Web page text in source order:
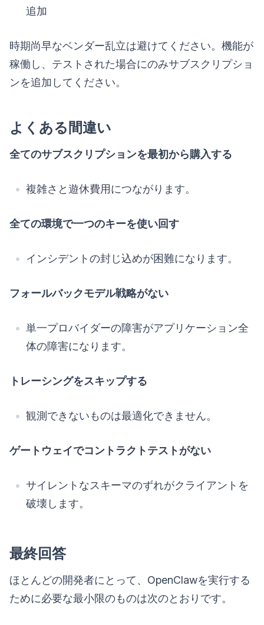
追加
時期尚早なベンダー乱立は避けてください。機能が
稼働し、テストされた場合にのみサブスクリプショ
ンを追加してください。
よくある間違い
全てのサブスクリプションを最初から購入する
複雑さと遊休費用につながります。
全ての環境で一つのキーを使い回す
インシデントの封じ込めが困難になります。
フォールバックモデル戦略がない
単一プロバイダーの障害がアプリケーション全
体の障害になります。
トレーシングをスキップする
観測できないものは最適化できません。
ゲートウェイでコントラクトテストがない
サイレントなスキーマのずれがクライアントを
破壊します。
最終回答
ほとんどの開発者にとって、OpenClawを実行する
ために必要な最小限のものは次のとおりです。